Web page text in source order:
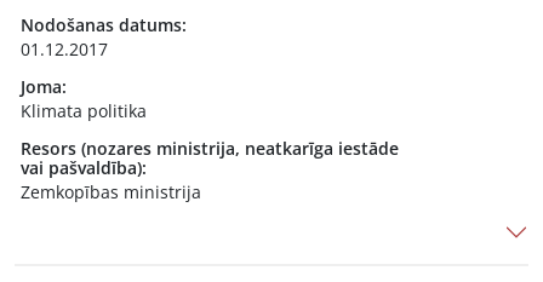
Nodošanas datums:
01.12.2017
Joma:
Klimata politika
Resors (nozares ministrija, neatkarīga iestāde
vai pašvaldība):
Zemkopības ministrija